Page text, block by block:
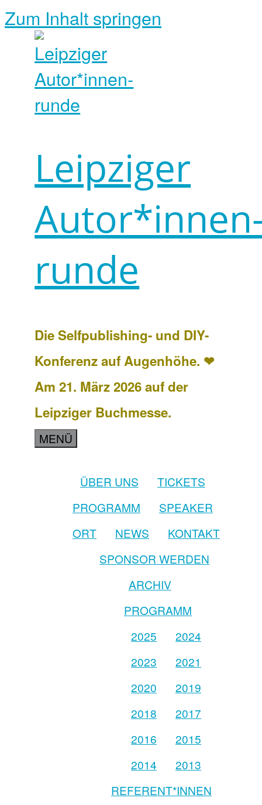
Zum Inhalt springen
Leipziger
runde
Die Selfpublishing- und DIY-
Konferenz auf Augenhöhe. ❤
Am 21. März 2026 auf der
Leipziger Buchmesse.
MENÜ
ÜBER UNS
TICKETS
PROGRAMM
SPEAKER
ORT
NEWS
KONTAKT
SPONSOR WERDEN
ARCHIV
PROGRAMM
2025
2024
2023
2021
2020
2019
2018
2017
2016
2015
2014
2013
REFERENT*INNEN